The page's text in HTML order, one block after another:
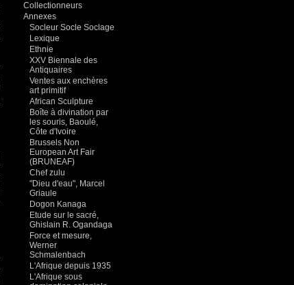
Collectionneurs
Annexes
Socleur Socle Soclage
Lexique
Ethnie
XXV Biennale des
Antiquaires
Ventes aux enchères
art primitif
African Sculpture
Boîte à divination par
les souris, Baoulé,
Côte d'Ivoire
Brussels Non
European Art Fair
(BRUNEAF)
Chef zulu
"Dieu d'eau", Marcel
Griaule
Dogon Kanaga
Etude sur le sacré,
Ghislain R. Ogandaga
Force et mesure,
Werner
Schmalenbach
L'Afrique depuis 1935
L'Afrique sous